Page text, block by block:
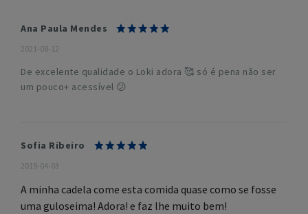
Ana Paula Mendes
2021-08-12
De excelente qualidade o Loki adora 🥰 só é pena não ser
um pouco+ acessível 😕
Sofia Ribeiro
2019-04-03
A minha cadela come esta comida quase como se fosse
uma guloseima! Adora! e faz lhe muito bem!